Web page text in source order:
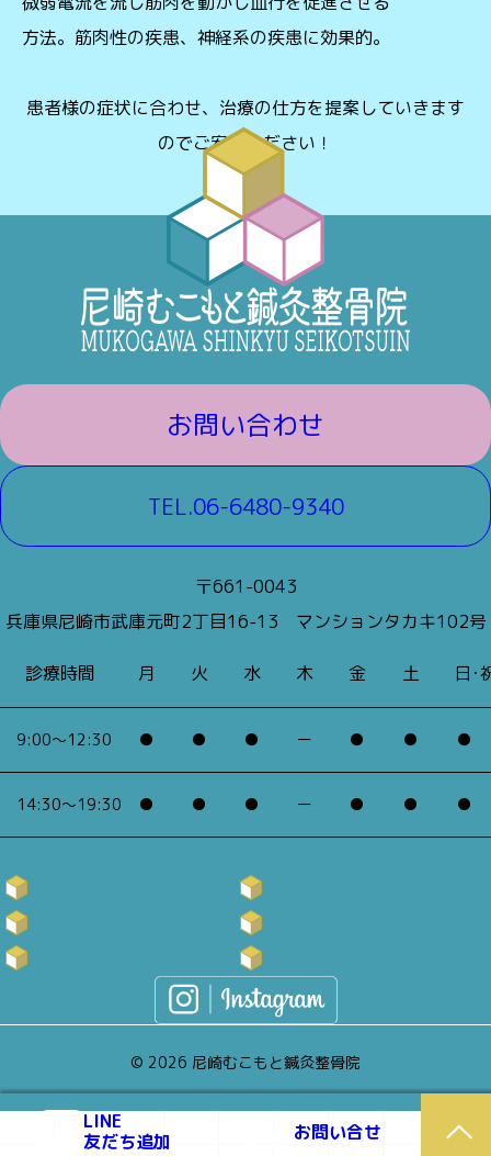
方法。筋肉性の疾患、神経系の疾患に効果的。
患者様の症状に合わせ、治療の仕方を提案していきます
のでご安心ください！
お問い合わせ
TEL.06-6480-9340
〒661-0043
兵庫県尼崎市武庫元町2丁目16-13 マンションタカキ102号
診療時間 月 火 水 木 金 土 日･
9:00～12:30 ● ● ● ー ● ● ●
14:30～19:30 ● ● ● ー ● ● ●
店舗紹介
店舗紹介 施術メニュー
施術メニュー
お悩みの症状
お悩みの症状 料金について
料金について
お客様の声
お客様の声 アクセス
アクセス
© 2026 尼崎むこもと鍼灸整骨院
LINE
友だち追加
お問い合せ